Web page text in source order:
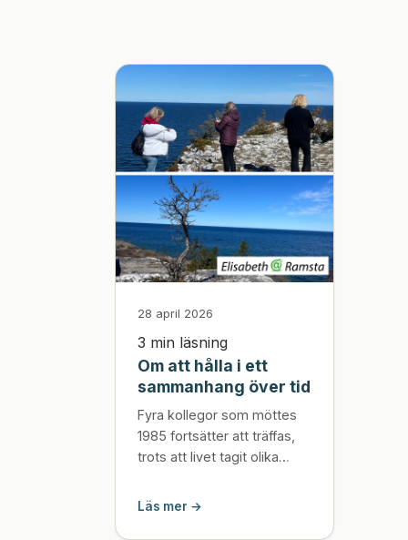
28 april 2026
3 min läsning
Om att hålla i ett
sammanhang över tid
Fyra kollegor som möttes
1985 fortsätter att träffas,
trots att livet tagit olika
utan en tydlig plan har blivit
Läs mer →